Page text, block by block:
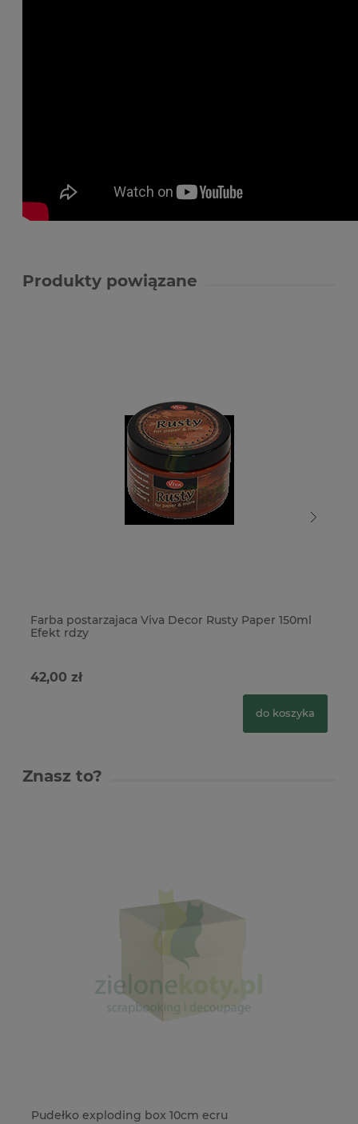
Produkty powiązane
Farba postarzajaca Viva Decor Rusty Paper 150ml
Efekt rdzy
42,00 zł
do koszyka
Znasz to?
Pudełko exploding box 10cm ecru